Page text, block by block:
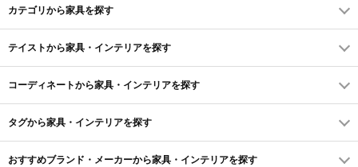
カテゴリから家具を探す
テイストから家具・インテリアを探す
コーディネートから家具・インテリアを探す
タグから家具・インテリアを探す
おすすめブランド・メーカーから家具・インテリアを探す